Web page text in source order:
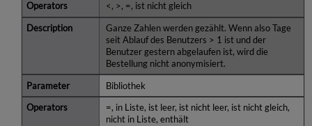
<, >, =, ist nicht gleich
Ganze Zahlen werden gezählt. Wenn also Tage
seit Ablauf des Benutzers > 1 ist und der
Benutzer gestern abgelaufen ist, wird die
Bestellung nicht anonymisiert.
Bibliothek
=, in Liste, ist leer, ist nicht leer, ist nicht gleich,
nicht in Liste, enthält